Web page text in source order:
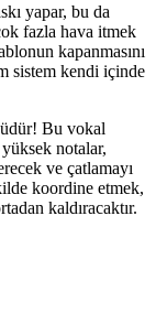
yapar, bu da
fazla hava itmek
kapanmasını
sistem kendi içinde
Bu vokal
notalar,
ve çatlamayı
koordine etmek,
kaldıracaktır.